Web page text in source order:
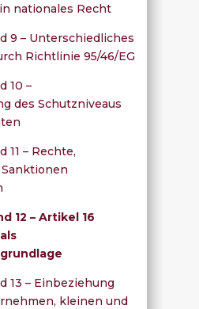
nationales Recht
9 – Unterschiedliches
Richtlinie 95/46/EG
10 –
des Schutzniveaus
11 – Rechte,
12 – Artikel 16
13 – Einbeziehung
kleinen und